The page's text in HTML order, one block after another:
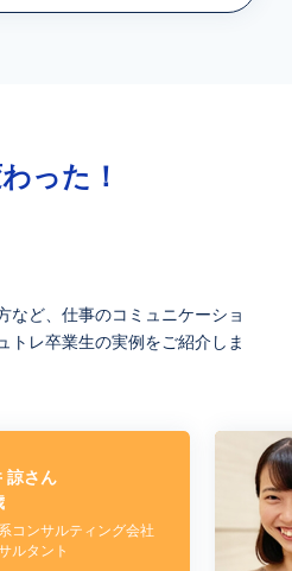
った！
など、仕事のコミュニケーショ
トレ卒業生の実例をご紹介しま
諒さん
コンサルティング会社
ルタント